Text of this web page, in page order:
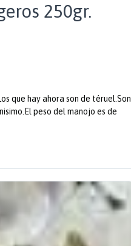
250gr.
que hay ahora son de téruel.Son
peso del manojo es de